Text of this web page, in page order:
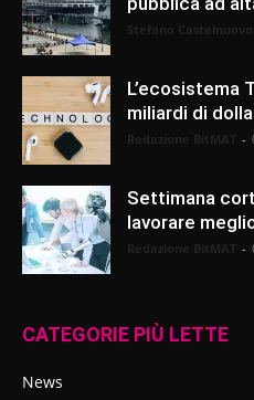
L’ecosistema
miliardi di
-
Settimana
lavorare
-
CATEGORIE PIÙ LETTE
News